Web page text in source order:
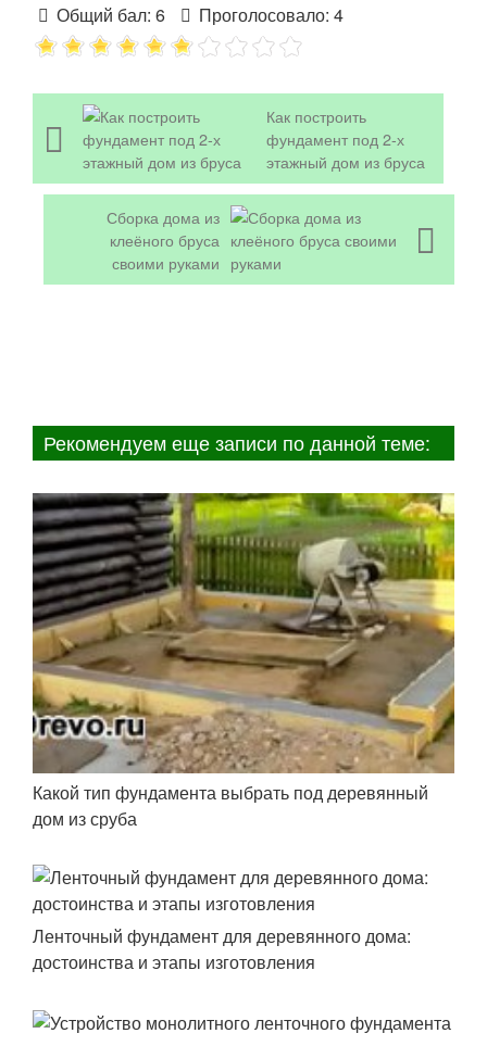
Общий бал: 6 Проголосовало: 4
Как построить
фундамент под 2-х
этажный дом из бруса
Сборка дома из
клеёного бруса
своими руками
Рекомендуем еще записи по данной теме:
Какой тип фундамента выбрать под деревянный
дом из сруба
Ленточный фундамент для деревянного дома:
достоинства и этапы изготовления